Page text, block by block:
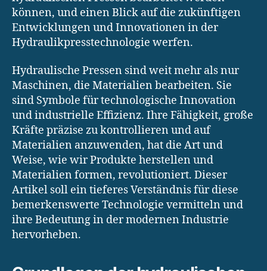
können, und einen Blick auf die zukünftigen
Entwicklungen und Innovationen in der
Hydraulikpresstechnologie werfen.
Hydraulische Pressen sind weit mehr als nur
Maschinen, die Materialien bearbeiten. Sie
sind Symbole für technologische Innovation
und industrielle Effizienz. Ihre Fähigkeit, große
Kräfte präzise zu kontrollieren und auf
Materialien anzuwenden, hat die Art und
Weise, wie wir Produkte herstellen und
Materialien formen, revolutioniert. Dieser
Artikel soll ein tieferes Verständnis für diese
bemerkenswerte Technologie vermitteln und
ihre Bedeutung in der modernen Industrie
hervorheben.